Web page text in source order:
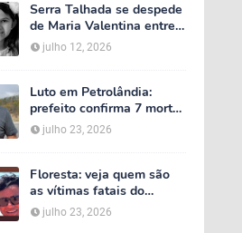
Serra Talhada se despede
de Maria Valentina entre
lágrimas, louvores e uma
multidão que caminhou ao
julho 12, 2026
Luto em Petrolândia:
prefeito confirma 7 mortes
e 4 feridos em tragédia
com van do TFD e decreta
julho 23, 2026
Floresta: veja quem são
as vítimas fatais do
acidente entre van do TFD
e caminhão na PE-360
julho 23, 2026